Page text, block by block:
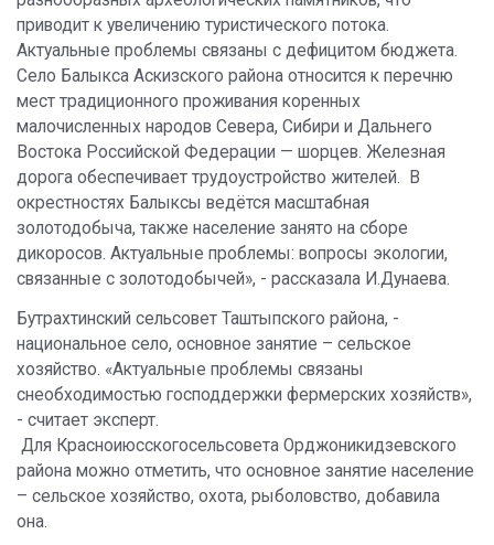
приводит к увеличению туристического потока.
Актуальные проблемы связаны с дефицитом бюджета.
Село Балыкса Аскизского района относится к перечню
мест традиционного проживания коренных
малочисленных народов Севера, Сибири и Дальнего
Востока Российской Федерации — шорцев. Железная
дорога обеспечивает трудоустройство жителей. В
окрестностях Балыксы ведётся масштабная
золотодобыча, также население занято на сборе
дикоросов. Актуальные проблемы: вопросы экологии,
связанные с золотодобычей», - рассказала И.Дунаева.
Бутрахтинский сельсовет Таштыпского района, -
национальное село, основное занятие – сельское
хозяйство. «Актуальные проблемы связаны
снеобходимостью господдержки фермерских хозяйств»,
- считает эксперт.
Для Красноиюсскогосельсовета Орджоникидзевского
района можно отметить, что основное занятие население
– сельское хозяйство, охота, рыболовство, добавила
она.